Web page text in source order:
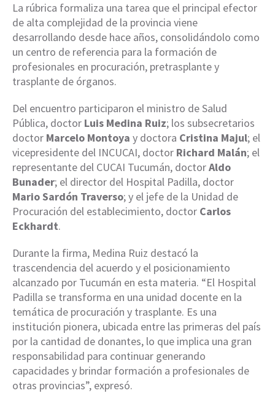
La rúbrica formaliza una tarea que el principal efector
de alta complejidad de la provincia viene
desarrollando desde hace años, consolidándolo como
un centro de referencia para la formación de
profesionales en procuración, pretrasplante y
trasplante de órganos.
Del encuentro participaron el ministro de Salud
Pública, doctor Luis Medina Ruiz; los subsecretarios
doctor Marcelo Montoya y doctora Cristina Majul; el
vicepresidente del INCUCAI, doctor Richard Malán; el
representante del CUCAI Tucumán, doctorAldo
Bunader; el director del Hospital Padilla, doctor
Mario Sardón Traverso; y el jefe de la Unidad de
Procuración del establecimiento, doctor Carlos
Eckhardt.
Durante la firma, Medina Ruiz destacó la
trascendencia del acuerdo y el posicionamiento
alcanzado por Tucumán en esta materia. “El Hospital
Padilla se transforma en una unidad docente en la
temática de procuración y trasplante. Es una
institución pionera, ubicada entre las primeras del país
por la cantidad de donantes, lo que implica una gran
responsabilidad para continuar generando
capacidades y brindar formación a profesionales de
otras provincias”, expresó.